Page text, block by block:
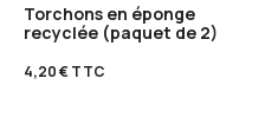
Torchons en éponge
recyclée (paquet de 2)
4,20€TTC